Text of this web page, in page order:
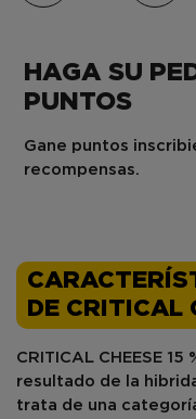
HAGA SU
PUNTOS
Gane puntos
recompensas.
DE CRITICAL
CRITICAL CHEESE
resultado de la
trata de una